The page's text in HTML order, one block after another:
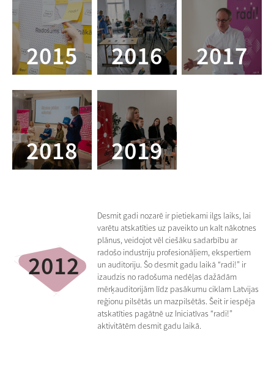
2015 2016 2017
2018 2019
2012
Desmit gadi nozarē ir pietiekami ilgs laiks, lai
varētu atskatīties uz paveikto un kalt nākotnes
plānus, veidojot vēl ciešāku sadarbību ar
radošo industriju profesionāļiem, ekspertiem
un auditoriju. Šo desmit gadu laikā “radi!” ir
izaudzis no radošuma nedēļas dažādām
mērķauditorijām līdz pasākumu ciklam Latvijas
reģionu pilsētās un mazpilsētās. Šeit ir iespēja
atskatīties pagātnē uz Iniciatīvas “radi!”
aktivitātēm desmit gadu laikā.